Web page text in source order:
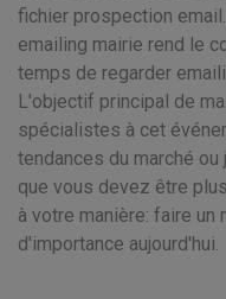
fichier prospection email.
emailing mairie rend le
temps de regarder
L'objectif principal de
spécialistes à cet
tendances du marché
que vous devez être
à votre manière: faire un
d'importance aujourd'hui.